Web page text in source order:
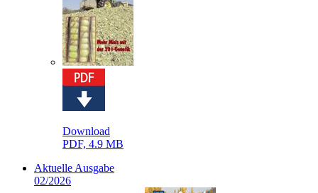
Download
PDF, 4.9 MB
Aktuelle Ausgabe
02/2026